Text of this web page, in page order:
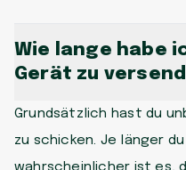
Wie lange habe
Gerät zu
Grundsätzlich hast du
zu schicken. Je länger